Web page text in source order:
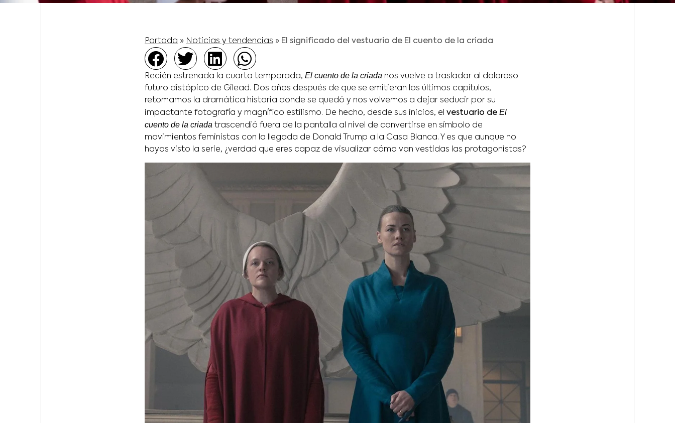
Portada » Noticias y tendencias » El significado del vestuario de El cuento de la criada
Recién estrenada la cuarta temporada, El cuento de la criada nos vuelve a trasladar al doloroso
futuro distópico de Gilead. Dos años después de que se emitieran los últimos capítulos,
retomamos la dramática historia donde se quedó y nos volvemos a dejar seducir por su
impactante fotografía y magnífico estilismo. De hecho, desde sus inicios, el vestuario de El
cuento de la criada trascendió fuera de la pantalla al nivel de convertirse en símbolo de
movimientos feministas con la llegada de Donald Trump a la Casa Blanca. Y es que aunque no
hayas visto la serie, ¿verdad que eres capaz de visualizar cómo van vestidas las protagonistas?